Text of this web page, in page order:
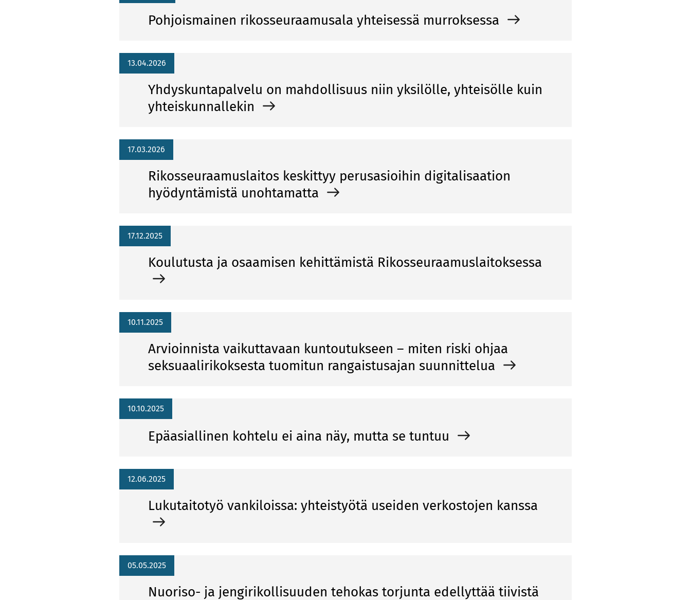
Pohjoismainen rikosseuraamusala yhteisessä murroksessa
13.04.2026
Yhdyskuntapalvelu on mahdollisuus niin yksilölle, yhteisölle kuin
yhteiskunnallekin
17.03.2026
Rikosseuraamuslaitos keskittyy perusasioihin digitalisaation
hyödyntämistä unohtamatta
17.12.2025
Koulutusta ja osaamisen kehittämistä Rikosseuraamuslaitoksessa
10.11.2025
Arvioinnista vaikuttavaan kuntoutukseen – miten riski ohjaa
seksuaalirikoksesta tuomitun rangaistusajan suunnittelua
10.10.2025
Epäasiallinen kohtelu ei aina näy, mutta se tuntuu
12.06.2025
Lukutaitotyö vankiloissa: yhteistyötä useiden verkostojen kanssa
05.05.2025
Nuo­ri­so- ja jen­gi­ri­kol­li­suu­den te­ho­kas tor­jun­ta edel­lyt­tää tii­vis­tä